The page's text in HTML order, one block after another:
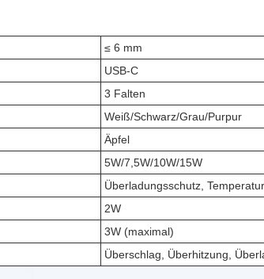
≤ 6 mm
USB-C
3 Falten
Weiß/Schwarz/Grau/Purpur
Äpfel
5W/7,5W/10W/15W
Überladungsschutz,
2W
3W (maximal)
Überschlag, Überhitzung,